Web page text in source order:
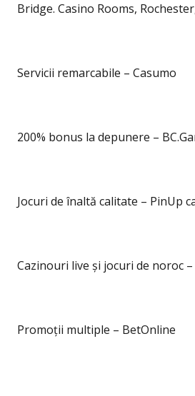
Bridge. Casino Rooms,
Servicii remarcabile – Casumo
200% bonus la depunere –
Jocuri de înaltă calitate – PinUp
Cazinouri live și jocuri de noroc –
Promoții multiple – BetOnline